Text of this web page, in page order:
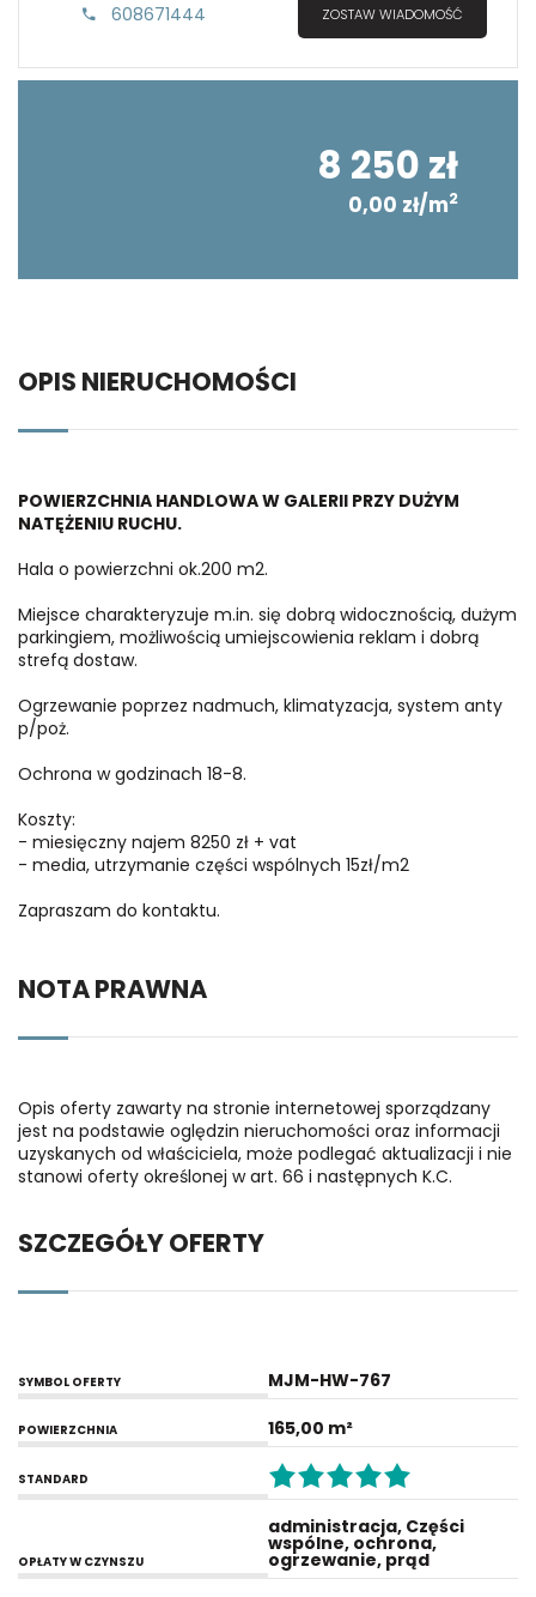
608671444 ZOSTAW WIADOMOŚĆ
8 250 zł
0,00 zł/m2
OPIS NIERUCHOMOŚCI
POWIERZCHNIA HANDLOWA W GALERII PRZY DUŻYM
NATĘŻENIU RUCHU.
Hala o powierzchni ok.200 m2.
Miejsce charakteryzuje m.in. się dobrą widocznością, dużym
parkingiem, możliwością umiejscowienia reklam i dobrą
strefą dostaw.
Ogrzewanie poprzez nadmuch, klimatyzacja, system anty
p/poż.
Ochrona w godzinach 18-8.
Koszty:
- miesięczny najem 8250 zł + vat
- media, utrzymanie części wspólnych 15zł/m2
Zapraszam do kontaktu.
NOTA PRAWNA
Opis oferty zawarty na stronie internetowej sporządzany
jest na podstawie oględzin nieruchomości oraz informacji
uzyskanych od właściciela, może podlegać aktualizacji i nie
stanowi oferty określonej w art. 66 i następnych K.C.
SZCZEGÓŁY OFERTY
SYMBOL OFERTY MJM-HW-767
POWIERZCHNIA 165,00 m²
STANDARD
OPŁATY W CZYNSZU
administracja, Części
wspólne, ochrona,
ogrzewanie, prąd